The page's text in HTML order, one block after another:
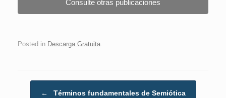
Consulte otras publicaciones
Posted in Descarga Gratuita
← Términos fundamentales de Semiótica